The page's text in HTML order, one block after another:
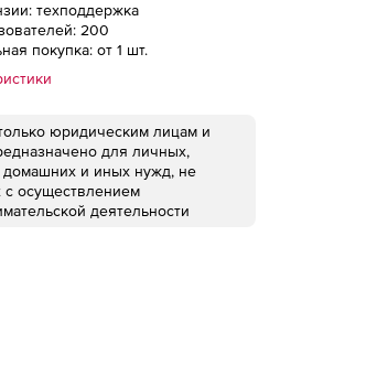
техподдержка
200
покупка: от 1 шт.
юридическим лицам и
для личных,
и иных нужд, не
с осуществлением
деятельности